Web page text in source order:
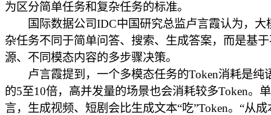
为区分简单任务和复杂任务的标准。
国际数据公司IDC中国研究总监卢言霞认为，大
杂任务不同于简单问答、搜索、生成答案，而是基
源、不同模态内容的多步骤决策。
卢言霞提到，一个多模态任务的Token消耗是纯
的5至10倍，高并发量的场景也会消耗较多Token。
言，生成视频、短剧会比生成文本“吃”Token。“从